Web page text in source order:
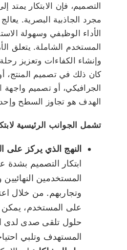
التصميم، فإن الابتكار يمتد
مجرد الجاذبية البصرية. يعالج
الأداء الوظيفي وسهولة
المستخدم الشاملة. يتعلق
وإنشاء الكفاءات وتعزيز
كان ذلك في تصميم المنتج،
الجرافيكي، أو تصميم واجهة
الهدف هو تجاوز السطح
تشمل الجوانب الرئيسية
النهج الذي يركز على
ابتكار التصميم بشدة
المستخدمين النهائيين
وتجاربهم. من خلال
على المستخدم،
حلول تلقى صدى لدى
المستهدف وتلبي